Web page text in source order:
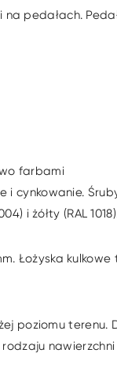
pedałach.
farbami
i cynkowanie.
i żółty (RAL
Łożyska kulkowe
poziomu terenu.
nawierzchni